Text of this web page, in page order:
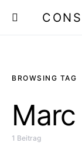
BROWSING TAG
1 Beitrag